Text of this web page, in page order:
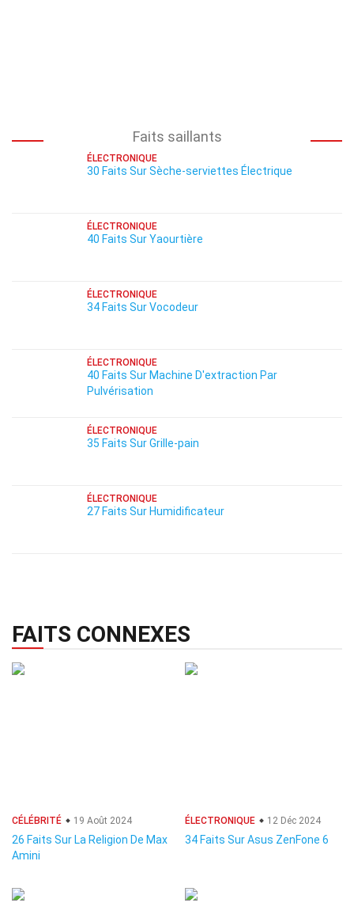
Faits saillants
ÉLECTRONIQUE
30 Faits Sur Sèche-serviettes Électrique
ÉLECTRONIQUE
40 Faits Sur Yaourtière
ÉLECTRONIQUE
34 Faits Sur Vocodeur
ÉLECTRONIQUE
40 Faits Sur Machine D'extraction Par
Pulvérisation
ÉLECTRONIQUE
35 Faits Sur Grille-pain
ÉLECTRONIQUE
27 Faits Sur Humidificateur
FAITS CONNEXES
CÉLÉBRITÉ 19 Août 2024
26 Faits Sur La Religion De Max
Amini
ÉLECTRONIQUE 12 Déc 2024
34 Faits Sur Asus ZenFone 6